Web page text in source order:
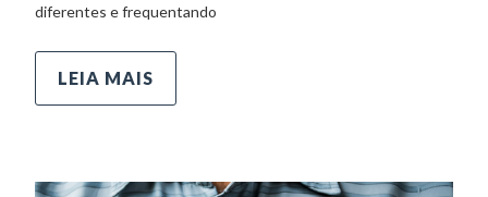
diferentes e frequentando
LEIA MAIS